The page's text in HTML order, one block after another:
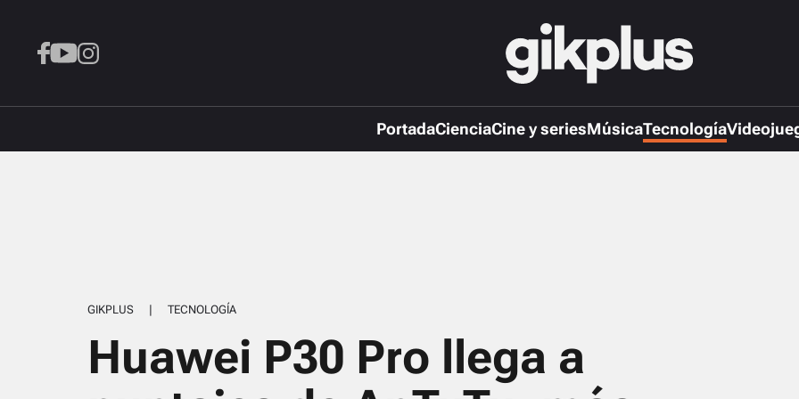
PortadaCienciaCine y seriesMúsicaTecnología
GIKPLUS | TECNOLOGÍA
Huawei P30 Pro llega a